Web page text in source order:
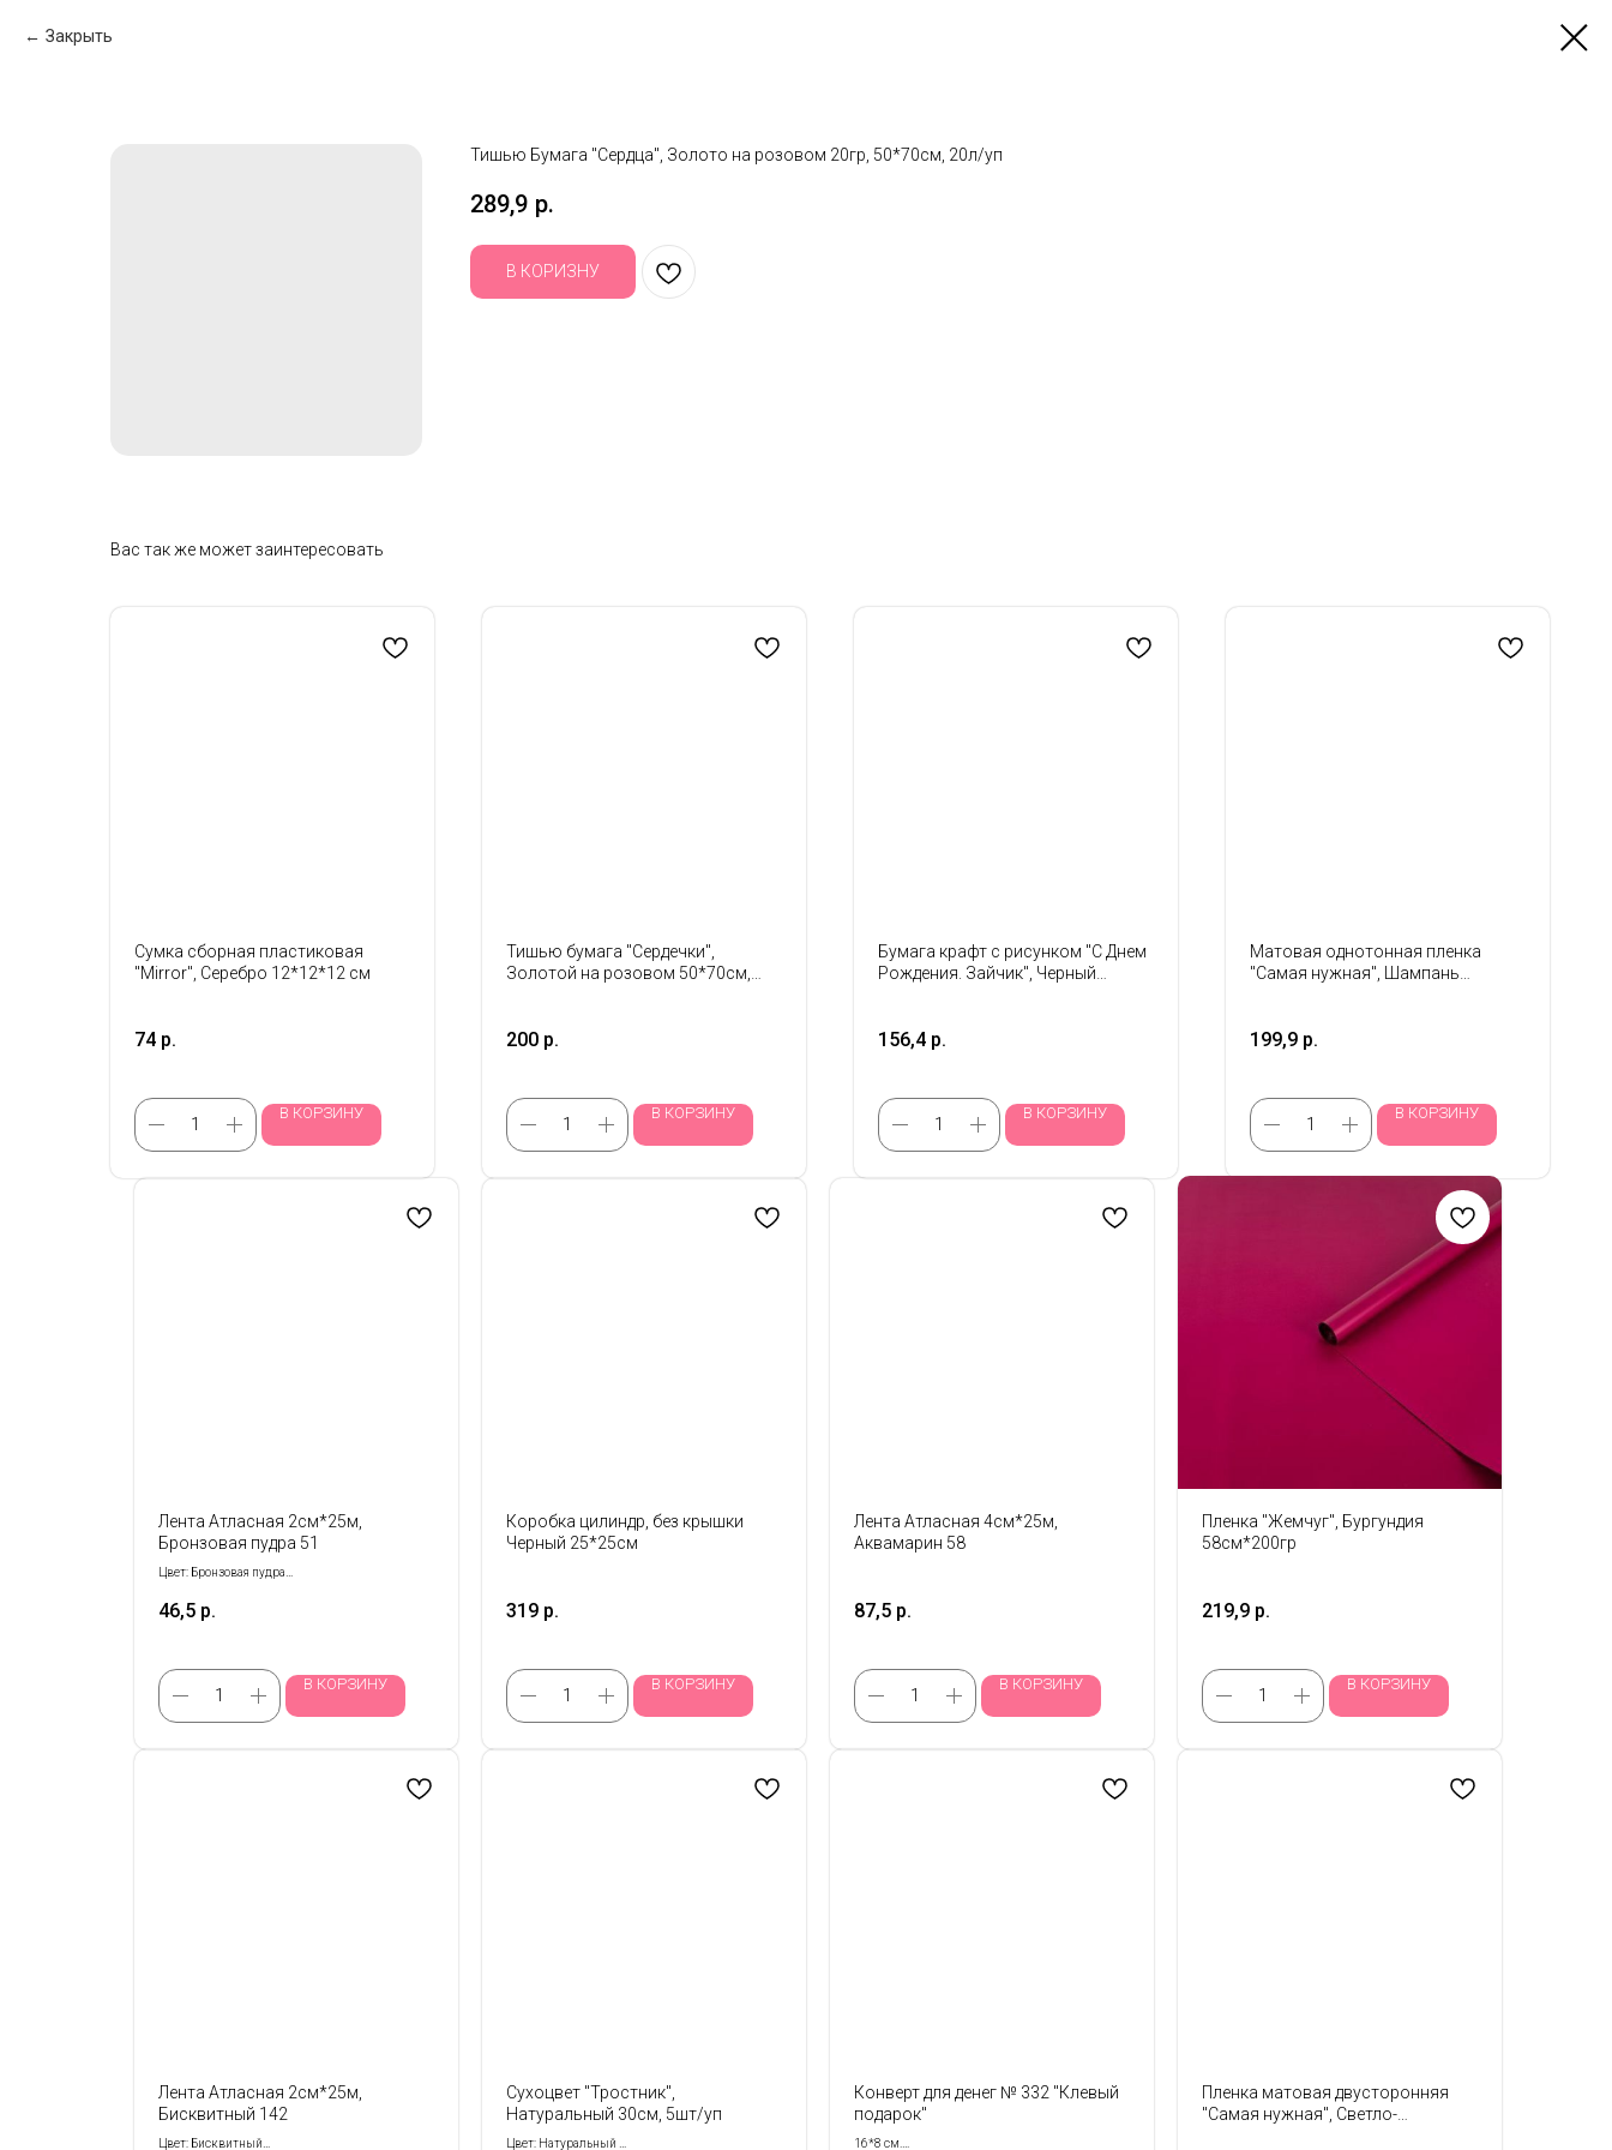
Закрыть
Тишью Бумага "Сердца", Золото на розовом 20гр, 50*70см, 20л/уп
289,9 р.
В КОРИЗНУ
Вас так же может заинтересовать
Сумка сборная пластиковая
"Mirror", Серебро 12*12*12 см
74 р.
В КОРЗИНУ
Тишью бумага "Сердечки",
Золотой на розовом 50*70см,
200 р.
В КОРЗИНУ
Бумага крафт с рисунком "С Днем
Рождения. Зайчик", Черный
156,4 р.
В КОРЗИНУ
Матовая однотонная пленка
"Самая нужная", Шампань
199,9 р.
В КОРЗИНУ
Лента Атласная 2см*25м,
Бронзовая пудра 51
Цвет: Бронзовая пудра
Количество: 1 шт
46,5 р.
В КОРЗИНУ
Коробка цилиндр, без крышки
Черный 25*25см
319 р.
В КОРЗИНУ
Лента Атласная 4см*25м,
Аквамарин 58
87,5 р.
В КОРЗИНУ
Пленка "Жемчуг", Бургундия
58см*200гр
219,9 р.
В КОРЗИНУ
Лента Атласная 2см*25м,
Бисквитный 142
Цвет: Бисквитный
Сухоцвет "Тростник",
Натуральный 30см, 5шт/уп
Цвет: Натуральный
Конверт для денег № 332 "Клевый
подарок"
16*8 см.
Пленка матовая двусторонняя
"Самая нужная", Светло-